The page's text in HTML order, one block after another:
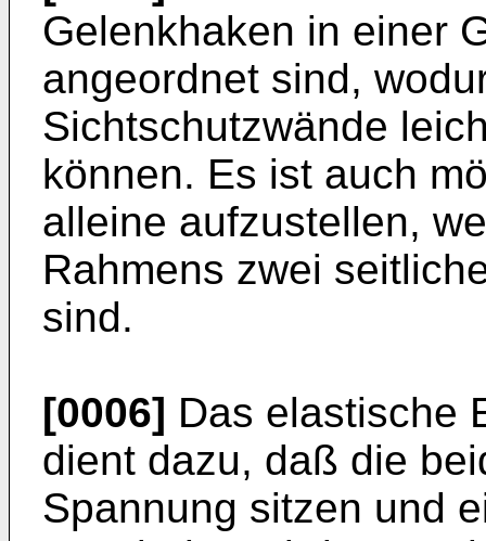
Gelenkhaken in einer
angeordnet sind,
Sichtschutzwände
können. Es ist auch
alleine aufzustellen,
Rahmens zwei
sind.
[0006] Das elastische
dient dazu, daß die
Spannung sitzen und